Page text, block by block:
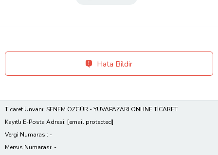
Hata Bildir
Ticaret Ünvanı: SENEM ÖZGÜR - YUVAPAZARI ONLINE TİCARET
Kayıtlı E-Posta Adresi: [email protected]
Vergi Numarası: -
Mersis Numarası: -